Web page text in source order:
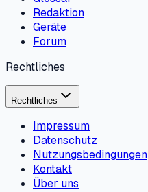
Redaktion
Geräte
Forum
Rechtliches
Rechtliches
Impressum
Datenschutz
Nutzungsbedingungen
Kontakt
Über uns